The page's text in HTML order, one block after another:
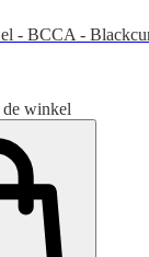
- BCCA -
winkel